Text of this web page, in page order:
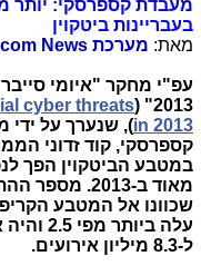
מעבדת קספרסקי: יותר
בעבריינות ביטקוין
מאת: מערכת News
עפ"י מחקר "איומי סייבר
2013" (
cyber threats
in 2013), שנערך על ידי
קספרסקי, קוד זדוני
במטבע הביטקוין הפך
מאוד ב-2013.
שכוונו אל המטבע
עלה ביותר
ל-8.3 מיליון אירועים.